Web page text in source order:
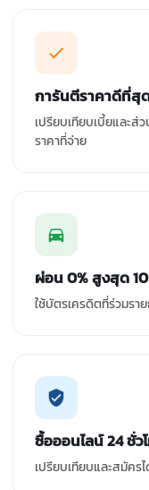
การันตีราคาดีที่สุ
เปรียบเทียบเบี้ยและส่
ราคาที่จ่าย
ผ่อน 0% สูงสุด
ใช้บัตรเครดิตที่ร่วมรา
ซื้อออนไลน์ 24 ชั่ว
เปรียบเทียบและสมัคร